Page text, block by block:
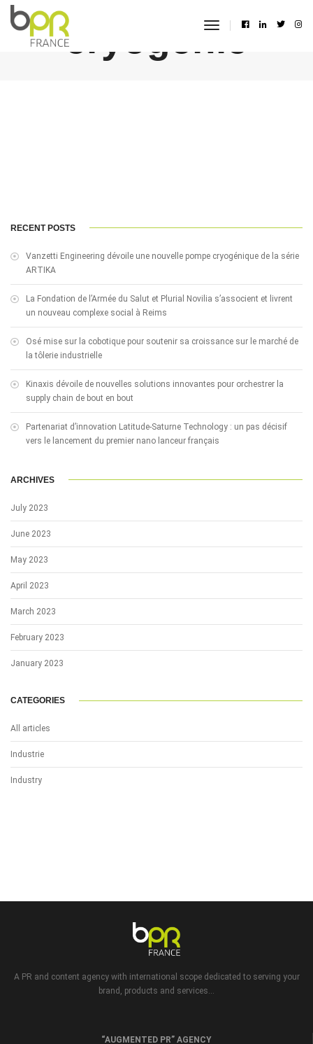
toggle
cryogénie
RECENT POSTS
Vanzetti Engineering dévoile une nouvelle pompe cryogénique de la série
ARTIKA
La Fondation de l’Armée du Salut et Plurial Novilia s’associent et livrent
un nouveau complexe social à Reims
Osé mise sur la cobotique pour soutenir sa croissance sur le marché de
la tôlerie industrielle
Kinaxis dévoile de nouvelles solutions innovantes pour orchestrer la
supply chain de bout en bout
Partenariat d’innovation Latitude-Saturne Technology : un pas décisif
vers le lancement du premier nano lanceur français
ARCHIVES
July 2023
June 2023
May 2023
April 2023
March 2023
February 2023
January 2023
CATEGORIES
All articles
Industrie
Industry
A PR and content agency with international scope dedicated to serving your
brand, products and services...
“AUGMENTED PR” AGENCY